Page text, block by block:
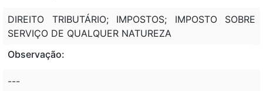
DIREITO TRIBUTÁRIO; IMPOSTOS; IMPOSTO SOBRE
SERVIÇO DE QUALQUER NATUREZA
Observação:
---